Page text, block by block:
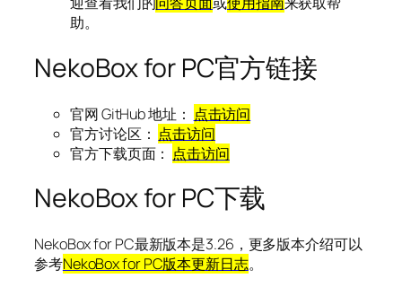
助。
NekoBox for PC官方链接
官网 GitHub 地址： 点击访问
官方讨论区： 点击访问
官方下载页面： 点击访问
NekoBox for PC下载
NekoBox for PC最新版本是3.26，更多版本介绍可以
参考NekoBox for PC版本更新日志。